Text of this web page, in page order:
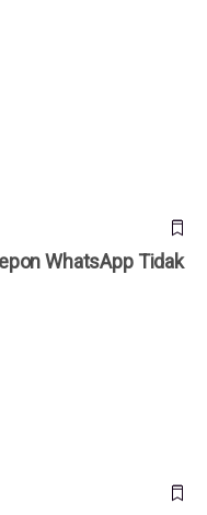
WhatsApp Tidak